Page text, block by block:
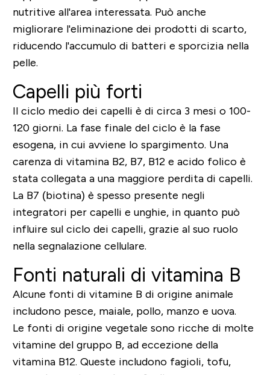
nutritive all'area interessata. Può anche
migliorare l'eliminazione dei prodotti di scarto,
riducendo l'accumulo di batteri e sporcizia nella
pelle.
Capelli più forti
Il ciclo medio dei capelli è di circa 3 mesi o 100-
120 giorni. La fase finale del ciclo è la fase
esogena, in cui avviene lo spargimento. Una
carenza di vitamina B2, B7, B12 e acido folico è
stata collegata a una maggiore perdita di capelli.
La B7 (biotina) è spesso presente negli
integratori per capelli e unghie, in quanto può
influire sul ciclo dei capelli, grazie al suo ruolo
nella segnalazione cellulare.
Fonti naturali di vitamina B
Alcune fonti di vitamine B di origine animale
includono pesce, maiale, pollo, manzo e uova.
Le fonti di origine vegetale sono ricche di molte
vitamine del gruppo B, ad eccezione della
vitamina B12. Queste includono fagioli, tofu,